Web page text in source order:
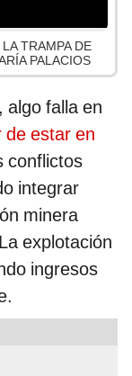
TRAMPA DE
PALACIOS
algo falla en
de estar en
conflictos
integrar
minera
explotación
ingresos